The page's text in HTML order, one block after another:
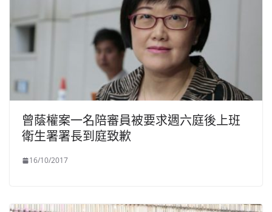
曾蔭權案一名陪審員被要求週六庭後上班
衛生署署長到庭致歉
16/10/2017